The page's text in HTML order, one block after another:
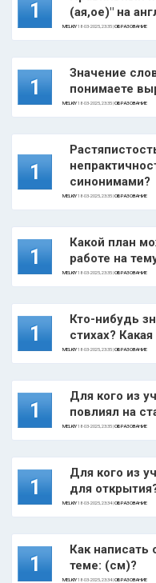
1
(ая,ое)" на
MELKIY18-03-2025, 23:35 |ОБРАЗОВАНИЕ
1
Значение
понимаете
MELKIY18-03-2025, 23:35 |ОБРАЗОВАНИЕ
1
синонимами?
MELKIY18-03-2025, 23:35 |ОБРАЗОВАНИЕ
1
Какой план
работе на
MELKIY18-03-2025, 23:35 |ОБРАЗОВАНИЕ
1
Кто-нибудь
стихах? Какая
MELKIY18-03-2025, 23:35 |ОБРАЗОВАНИЕ
1
Для кого из
повлиял на
MELKIY18-03-2025, 23:35 |ОБРАЗОВАНИЕ
1
Для кого из
для
MELKIY18-03-2025, 23:34 |ОБРАЗОВАНИЕ
1
Как написать
теме: (см)?
MELKIY18-03-2025, 23:34 |ОБРАЗОВАНИЕ